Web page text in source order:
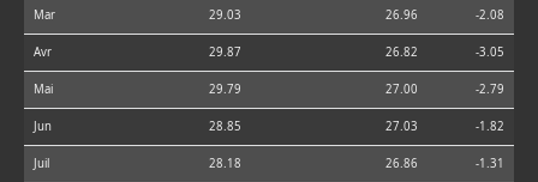
Mar 29.03 26.96 -2.08
Avr 29.87 26.82 -3.05
Mai 29.79 27.00 -2.79
Jun 28.85 27.03 -1.82
Juil 28.18 26.86 -1.31